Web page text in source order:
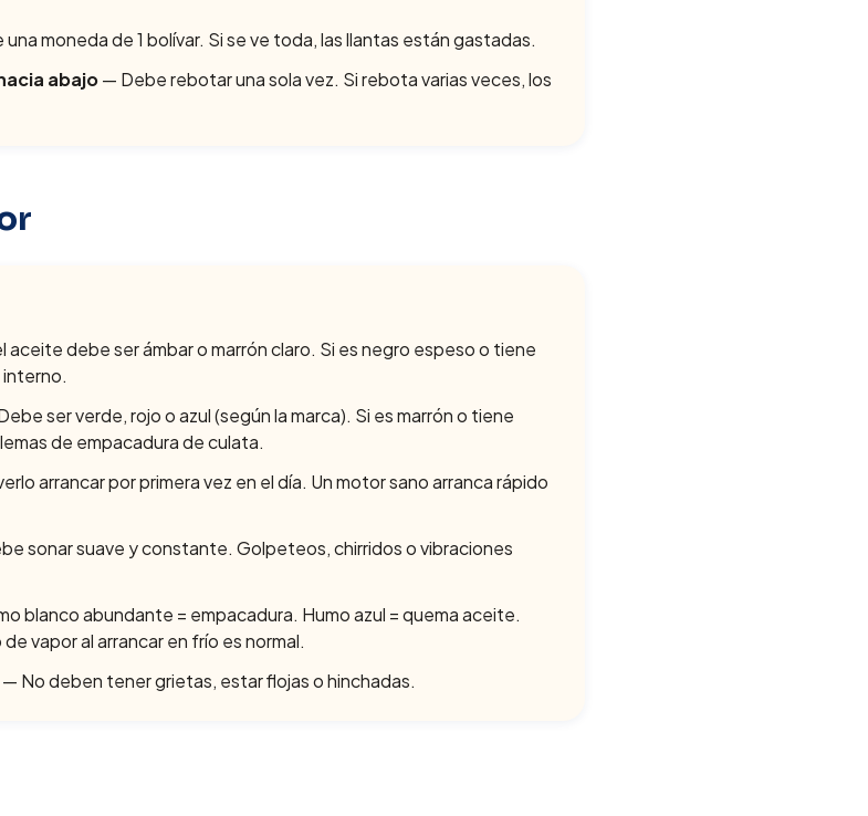
moneda de 1 bolívar. Si se ve toda, las llantas están gastadas.
abajo— Debe rebotar una sola vez. Si rebota varias veces, los
aceite debe ser ámbar o marrón claro. Si es negro espeso o tiene
ser verde, rojo o azul (según la marca). Si es marrón o tiene
de empacadura de culata.
arrancar por primera vez en el día. Un motor sano arranca rápido
sonar suave y constante. Golpeteos, chirridos o vibraciones
blanco abundante = empacadura. Humo azul = quema aceite.
vapor al arrancar en frío es normal.
— No deben tener grietas, estar flojas o hinchadas.